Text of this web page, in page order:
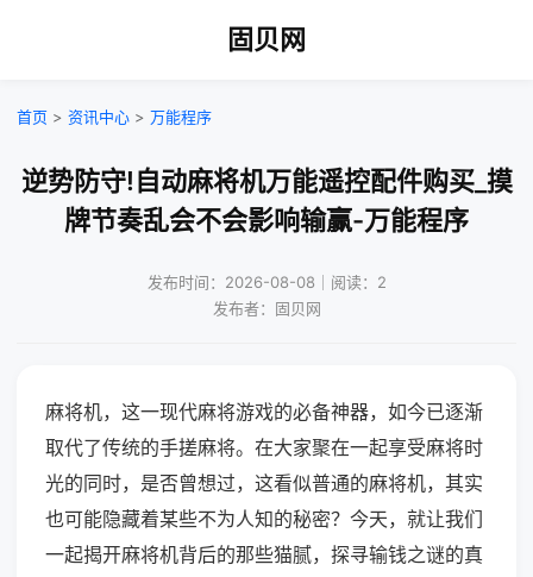
固贝网
首页 > 资讯中心 > 万能程序
逆势防守!自动麻将机万能遥控配件购买_摸
牌节奏乱会不会影响输赢-万能程序
发布时间：2026-08-08｜阅读：2
发布者：固贝网
麻将机，这一现代麻将游戏的必备神器，如今已逐渐
取代了传统的手搓麻将。在大家聚在一起享受麻将时
光的同时，是否曾想过，这看似普通的麻将机，其实
也可能隐藏着某些不为人知的秘密？今天，就让我们
一起揭开麻将机背后的那些猫腻，探寻输钱之谜的真